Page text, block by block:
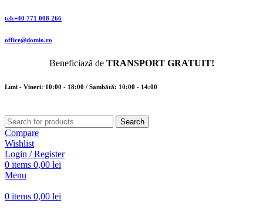
tel:+40 771 008 266
office@domio.ro
Beneficiază de TRANSPORT GRATUIT!
Luni - Vineri: 10:00 - 18:00 / Sambătă: 10:00 - 14:00
Search
Compare
Wishlist
Login / Register
0 items 0,00 lei
Menu
0 items 0,00 lei